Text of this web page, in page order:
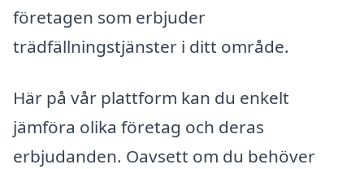
företagen som erbjuder
trädfällningstjänster i ditt område.
Här på vår plattform kan du enkelt
jämföra olika företag och deras
erbjudanden. Oavsett om du behöver